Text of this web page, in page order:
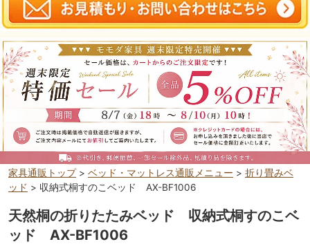
家具通販トップ> ベッド・マットレス通販メニュー > 折り畳みベ
ッド > 収納式桐すのこベッド AX-BF1006
天然桐の折りたたみベッド 収納式桐すのこベ
ッド AX-BF1006